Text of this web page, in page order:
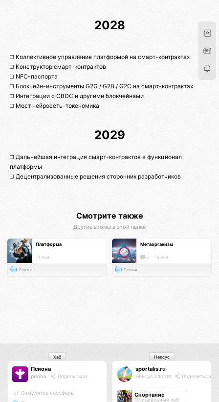
2028
◻️ Коллективное управление платформой на смарт-контрактах
◻️ Конструктор смарт-контрактов
◻️ NFC-паспорта
◻️ Блокчейн-инструменты G2G / G2B / G2C на смарт-контрактах
◻️ Интеграции с CBDC и другими блокчейнами
◻️ Мост нейросеть-токеномика
2029
◻️ Дальнейшая интеграция смарт-контрактов в функционал
платформы
◻️ Децентрализованные решения сторонних разработчиков
Смотрите также
Другие атомы в этой папке
Платформа
~4 мин.
Статья
Метаорганизм
0 ~3 мин.
Статья
Псиона
psiona Поделиться
Cимулятор ноосферы
Хаб
sportalis.ru
Нексус спорта Поделиться
Спорталис
Официальный хаб
Нексус